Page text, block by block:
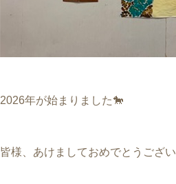
2026年が始まりました🐎
皆様、あけましておめでとうござ